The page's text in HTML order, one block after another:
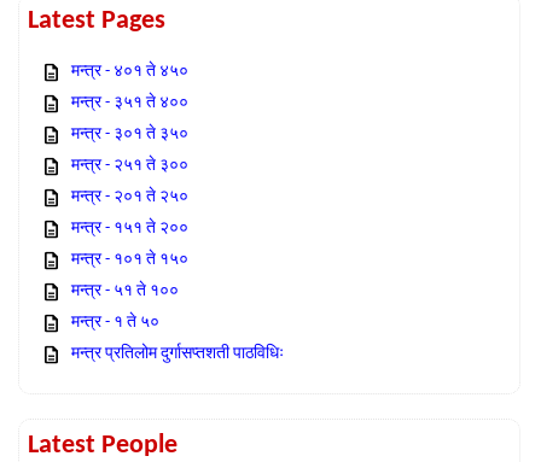
Latest Pages
मन्त्र - ४०१ ते ४५०
मन्त्र - ३५१ ते ४००
मन्त्र - ३०१ ते ३५०
मन्त्र - २५१ ते ३००
मन्त्र - २०१ ते २५०
मन्त्र - १५१ ते २००
मन्त्र - १०१ ते १५०
मन्त्र - ५१ ते १००
मन्त्र - १ ते ५०
मन्त्र प्रतिलोम दुर्गासप्तशती पाठविधिः
Latest People